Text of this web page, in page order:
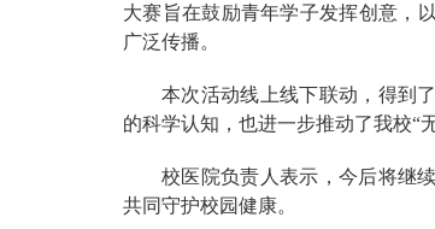
大赛旨在鼓励青年学子发挥创意，
广泛传播。
本次活动线上线下联动，得到
的科学认知，也进一步推动了我校“
校医院负责人表示，今后将继
共同守护校园健康。